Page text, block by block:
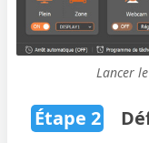
Lancer
Étape 2